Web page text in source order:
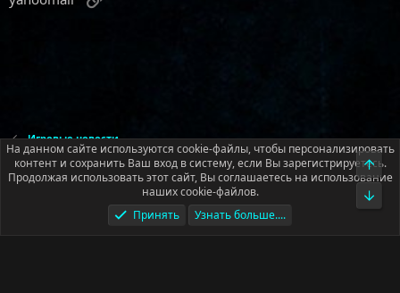
Игровые новости
Русский (RU)
Условия и правила
Политика конфиденциальности
Помощь Главная
На данном сайте используются cookie-файлы, чтобы персонализировать
контент и сохранить Ваш вход в систему, если Вы зарегистрируетесь.
Продолжая использовать этот сайт, Вы соглашаетесь на использование
наших cookie-файлов.
Принять
Узнать больше....
Верх
Низ